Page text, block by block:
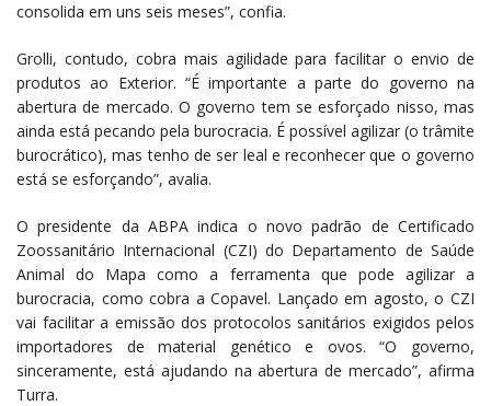
consolida em uns seis meses”, confia.
Grolli, contudo, cobra mais agilidade para facilitar o envio de
produtos ao Exterior. “É importante a parte do governo na
abertura de mercado. O governo tem se esforçado nisso, mas
ainda está pecando pela burocracia. É possível agilizar (o trâmite
burocrático), mas tenho de ser leal e reconhecer que o governo
está se esforçando”, avalia.
O presidente da ABPA indica o novo padrão de Certificado
Zoossanitário Internacional (CZI) do Departamento de Saúde
Animal do Mapa como a ferramenta que pode agilizar a
burocracia, como cobra a Copavel. Lançado em agosto, o CZI
vai facilitar a emissão dos protocolos sanitários exigidos pelos
importadores de material genético e ovos. “O governo,
sinceramente, está ajudando na abertura de mercado”, afirma
Turra.